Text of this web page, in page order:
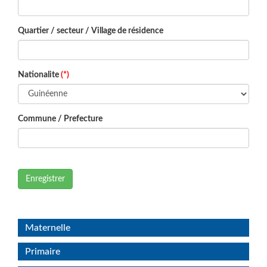
Quartier / secteur / Village de résidence
Nationalite (*)
Commune / Prefecture
Enregistrer
Maternelle
Primaire